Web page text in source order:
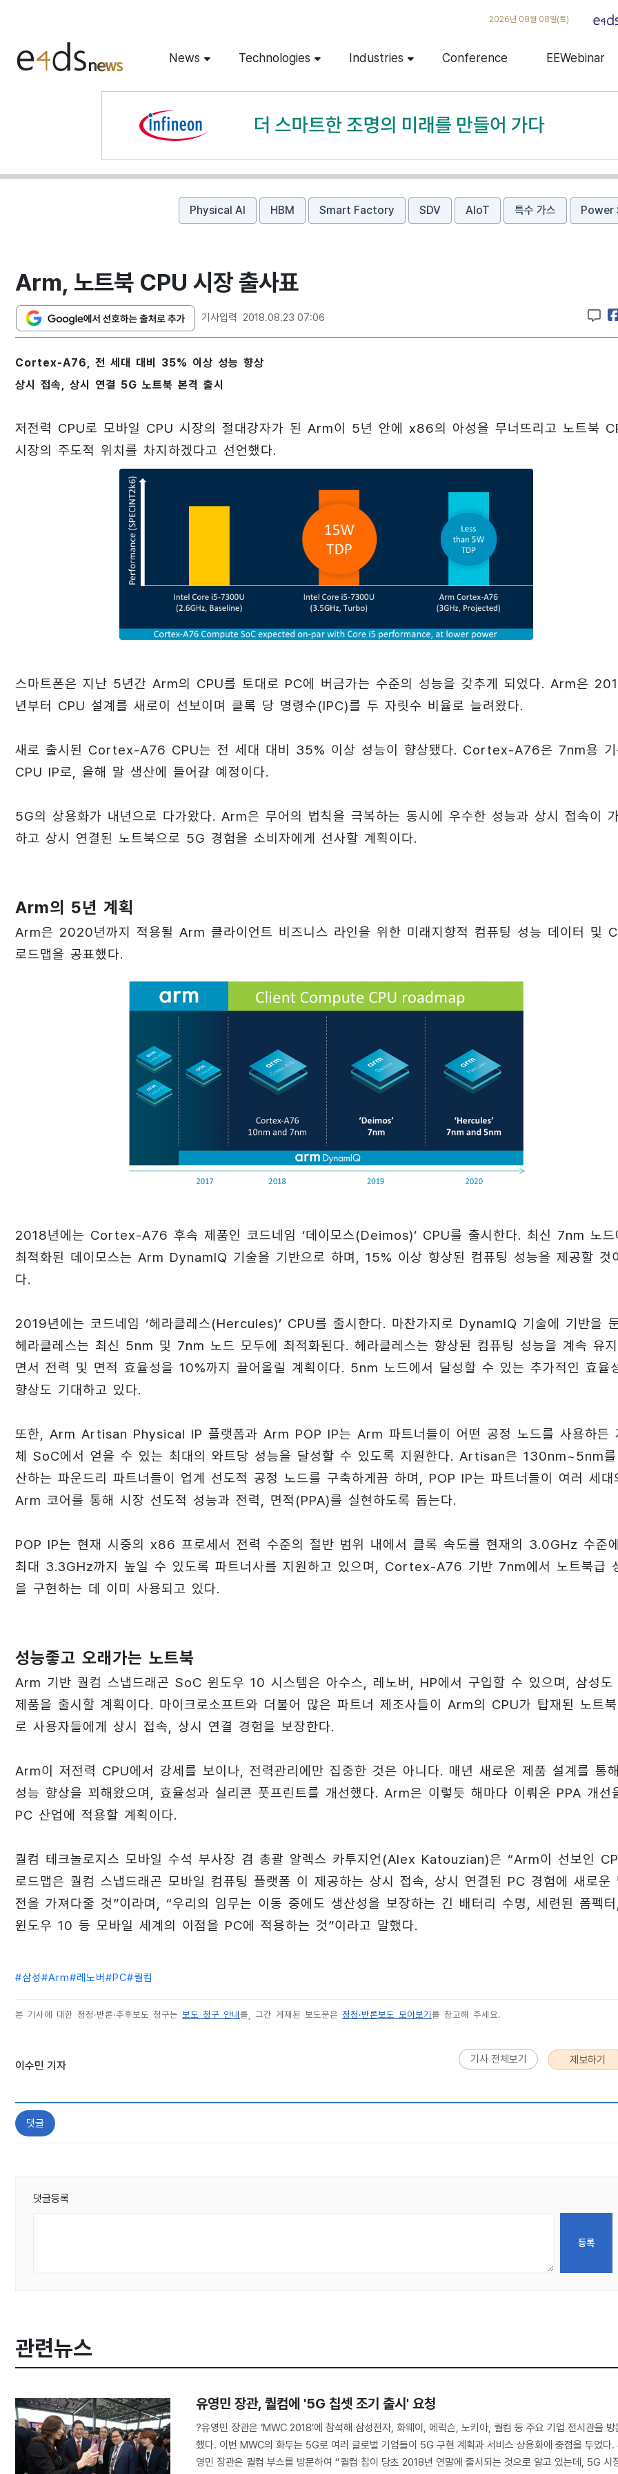
2026년 08월 08일(토)
News Technologies Industries Conference EEWebinar
Physical AI HBM Smart Factory SDV AIoT 특수 가스 Power
Arm, 노트북 CPU 시장 출사표
기사입력 2018.08.23 07:06
Cortex-A76, 전 세대 대비 35% 이상 성능 향상
상시 접속, 상시 연결 5G 노트북 본격 출시
저전력 CPU로 모바일 CPU 시장의 절대강자가 된 Arm이 5년 안에 x86의 아성을 무너뜨리고 노트북
시장의 주도적 위치를 차지하겠다고 선언했다.
스마트폰은 지난 5년간 Arm의 CPU를 토대로 PC에 버금가는 수준의 성능을 갖추게 되었다. Arm은
년부터 CPU 설계를 새로이 선보이며 클록 당 명령수(IPC)를 두 자릿수 비율로 늘려왔다.
새로 출시된 Cortex-A76 CPU는 전 세대 대비 35% 이상 성능이 향상됐다. Cortex-A76은 7nm용 기
CPU IP로, 올해 말 생산에 들어갈 예정이다.
5G의 상용화가 내년으로 다가왔다. Arm은 무어의 법칙을 극복하는 동시에 우수한 성능과 상시 접속이
하고 상시 연결된 노트북으로 5G 경험을 소비자에게 선사할 계획이다.
Arm의 5년 계획
Arm은 2020년까지 적용될 Arm 클라이언트 비즈니스 라인을 위한 미래지향적 컴퓨팅 성능 데이터 및
로드맵을 공표했다.
2018년에는 Cortex-A76 후속 제품인 코드네임 ‘데이모스(Deimos)’ CPU를 출시한다. 최신 7nm 노드
최적화된 데이모스는 Arm DynamlQ 기술을 기반으로 하며, 15% 이상 향상된 컴퓨팅 성능을 제공할 것이
다.
2019년에는 코드네임 ‘헤라클레스(Hercules)’ CPU를 출시한다. 마찬가지로 DynamlQ 기술에 기반을
헤라클레스는 최신 5nm 및 7nm 노드 모두에 최적화된다. 헤라클레스는 향상된 컴퓨팅 성능을 계속 유
면서 전력 및 면적 효율성을 10%까지 끌어올릴 계획이다. 5nm 노드에서 달성할 수 있는 추가적인 효율
향상도 기대하고 있다.
또한, Arm Artisan Physical IP 플랫폼과 Arm POP IP는 Arm 파트너들이 어떤 공정 노드를 사용하든
체 SoC에서 얻을 수 있는 최대의 와트당 성능을 달성할 수 있도록 지원한다. Artisan은 130nm~5nm
산하는 파운드리 파트너들이 업계 선도적 공정 노드를 구축하게끔 하며, POP IP는 파트너들이 여러 세대
Arm 코어를 통해 시장 선도적 성능과 전력, 면적(PPA)를 실현하도록 돕는다.
POP IP는 현재 시중의 x86 프로세서 전력 수준의 절반 범위 내에서 클록 속도를 현재의 3.0GHz 수준
최대 3.3GHz까지 높일 수 있도록 파트너사를 지원하고 있으며, Cortex-A76 기반 7nm에서 노트북급
을 구현하는 데 이미 사용되고 있다.
성능좋고 오래가는 노트북
Arm 기반 퀄컴 스냅드래곤 SoC 윈도우 10 시스템은 아수스, 레노버, HP에서 구입할 수 있으며, 삼성도
제품을 출시할 계획이다. 마이크로소프트와 더불어 많은 파트너 제조사들이 Arm의 CPU가 탑재된 노트
로 사용자들에게 상시 접속, 상시 연결 경험을 보장한다.
Arm이 저전력 CPU에서 강세를 보이나, 전력관리에만 집중한 것은 아니다. 매년 새로운 제품 설계를 통해
성능 향상을 꾀해왔으며, 효율성과 실리콘 풋프린트를 개선했다. Arm은 이렇듯 해마다 이뤄온 PPA 개선
PC 산업에 적용할 계획이다.
퀄컴 테크놀로지스 모바일 수석 부사장 겸 총괄 알렉스 카투지언(Alex Katouzian)은 “Arm이 선보인
로드맵은 퀄컴 스냅드래곤 모바일 컴퓨팅 플랫폼 이 제공하는 상시 접속, 상시 연결된 PC 경험에 새로운
전을 가져다줄 것”이라며, “우리의 임무는 이동 중에도 생산성을 보장하는 긴 배터리 수명, 세련된 폼펙
윈도우 10 등 모바일 세계의 이점을 PC에 적용하는 것”이라고 말했다.
#삼성#Arm#레노버 #PC#퀄컴
본 기사에 대한 정정·반론·추후보도 청구는 보도 청구 안내를, 그간 게재된 보도문은 정정·반론보도 모아보기를 참고해 주세요.
이수민 기자 기사 전체보기 제보하기
댓글
댓글등록
관련뉴스
유영민 장관, 퀄컴에 '5G 칩셋 조기 출시' 요청
?유영민 장관은 ‘MWC 2018’에 참석해 삼성전자, 화웨이, 에릭슨, 노키아, 퀄컴 등 주요 기업 전시관을 방
했다. 이번 MWC의 화두는 5G로 여러 글로벌 기업들이 5G 구현 계획과 서비스 상용화에 중점을 두었다.
영민 장관은 퀄컴 부스를 방문하여 “퀄컴 칩이 당초 2018년 연말에 출시되는 것으로 알고 있는데, 5G 시